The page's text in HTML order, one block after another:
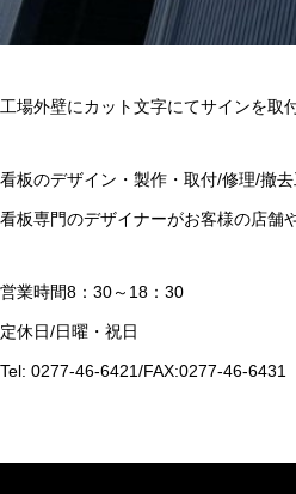
工場外壁にカット文字にてサインを取
看板のデザイン・製作・取付/修理/撤
看板専門のデザイナーがお客様の店舗
営業時間8：30～18：30
定休日/日曜・祝日
Tel: 0277-46-6421/FAX:0277-46-6431